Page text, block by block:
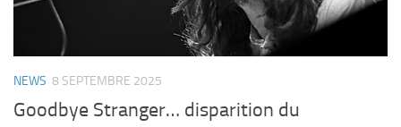
NEWS 8 SEPTEMBRE 2025
Goodbye Stranger… disparition du